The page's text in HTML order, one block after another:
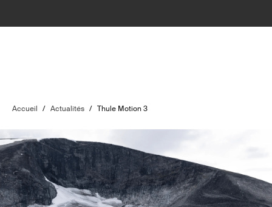
Accueil / Actualités / Thule Motion 3